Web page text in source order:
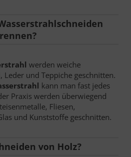
werden weiche
und Teppiche geschnitten.
kann man fast jedes
Praxis werden überwiegend
Fliesen,
und Kunststoffe geschnitten.
von Holz?